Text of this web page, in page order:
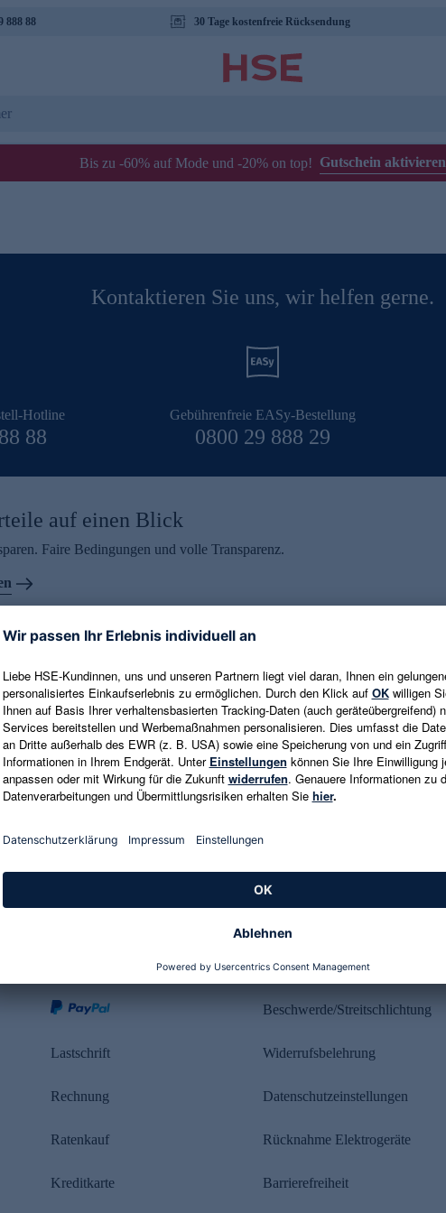
888 88 30 Tage kostenfreie Rücksendung
Bis zu -60% auf Mode und -20% on top! Gutschein aktivieren
Kontaktieren Sie uns, wir helfen gerne.
Hotline
88
Gebührenfreie EASy-Bestellung
0800 29 888 29
auf einen Blick
Faire Bedingungen und volle Transparenz.
Gutschein erhalten
abonnieren und aktuelle Trends,
Mail erhalten. Als Dankeschön
Eine Abmeldung ist jederzeit in
E-Mail-Adresse eingeben
Es gelten die Datenschutzrichtlinien
Lastschrift
Rechnung
Ratenkauf
Kreditkarte
Rechtliches
Beschwerde/Streitschlichtung
Widerrufsbelehrung
Datenschutzeinstellungen
Rücknahme Elektrogeräte
Barrierefreiheit